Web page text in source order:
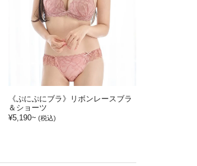
《ぷにぷにブラ》リボンレースブラ
＆ショーツ
¥5,190~ (税込)